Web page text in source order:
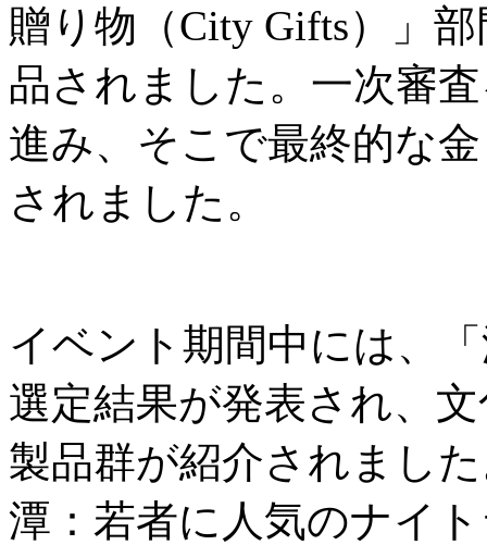
贈り物（City Gifts）」
品されました。一次審
進み、そこで最終的な
されました。
イベント期間中には、
選定結果が発表され、
製品群が紹介されまし
潭：若者に人気のナイ